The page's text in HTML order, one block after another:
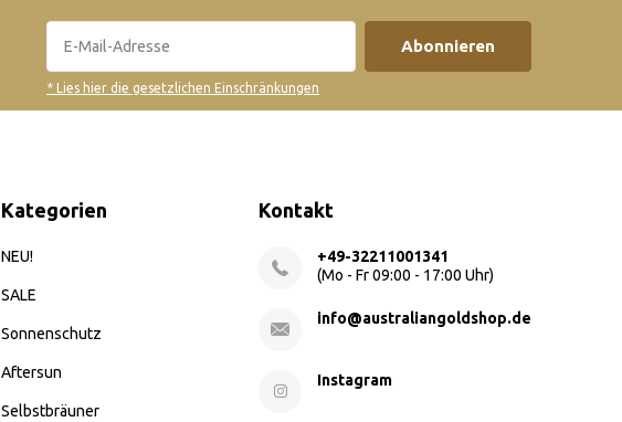
Abonnieren
* Lies hier die gesetzlichen Einschränkungen
Kategorien
NEU!
SALE
Sonnenschutz
Aftersun
Selbstbräuner
Kontakt
+49-32211001341
(Mo - Fr 09:00 - 17:00 Uhr)
info@australiangoldshop.de
Instagram